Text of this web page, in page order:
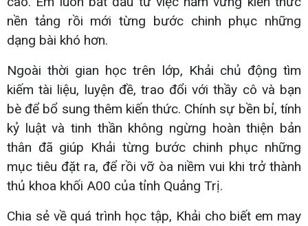
nền tảng rồi mới từng bước chinh phục những
dạng bài khó hơn.
Ngoài thời gian học trên lớp, Khải chủ động tìm
kiếm tài liệu, luyện đề, trao đổi với thầy cô và bạn
bè để bổ sung thêm kiến thức. Chính sự bền bỉ, tính
kỷ luật và tinh thần không ngừng hoàn thiện bản
thân đã giúp Khải từng bước chinh phục những
mục tiêu đặt ra, để rồi vỡ òa niềm vui khi trở thành
thủ khoa khối A00 của tỉnh Quảng Trị.
Chia sẻ về quá trình học tập, Khải cho biết em may